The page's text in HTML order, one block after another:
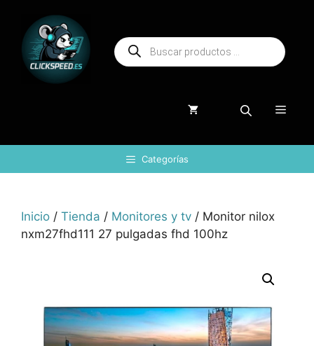
contenido
Búsqueda
de
productos
Menú
Categorías
Inicio / Tienda / Monitores y tv / Monitor nilox
nxm27fhd111 27 pulgadas fhd 100hz